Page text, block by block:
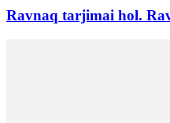
Ravnaq tarjimai hol.